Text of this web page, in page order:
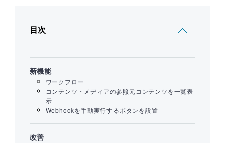
目次
新機能
ワークフロー
コンテンツ・メディアの参照元コンテンツを一覧表
示
Webhookを手動実行するボタンを設置
改善